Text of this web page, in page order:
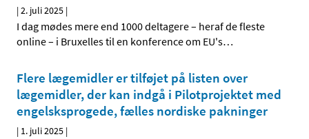
|2. juli 2025 |
I dag mødes mere end 1000 deltagere – heraf de fleste
online – i Bruxelles til en konference om EU's…
Flere lægemidler er tilføjet på listen over
lægemidler, der kan indgå i Pilotprojektet med
engelsksprogede, fælles nordiske pakninger
| 1. juli 2025 |